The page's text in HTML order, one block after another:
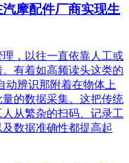
摩配件厂商实现生
，以往一直依靠人工或
有着如高频读头这类的
动辨识那附着在物体上
的数据采集。这把传统
从繁杂的扫码、记录工
数据准确性都提高起